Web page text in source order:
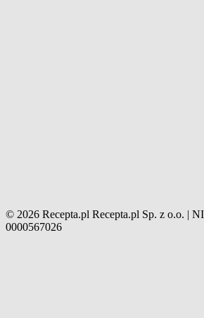
© 2026 Recepta.pl Recepta.pl Sp. z o.o. |
0000567026